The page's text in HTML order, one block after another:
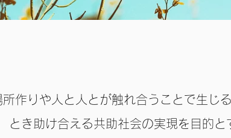
作りや人と人とが触れ合うことで生じ
とき助け合える共助社会の実現を目的と